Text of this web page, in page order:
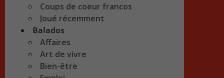
Coups de coeur francos
Joué récemment
Balados
Affaires
Art de vivre
Bien-être